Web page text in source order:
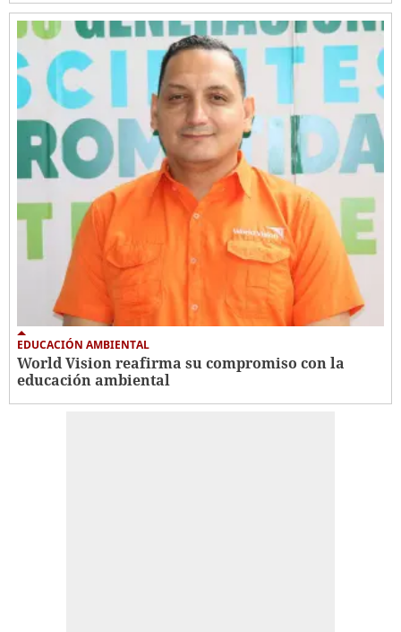
EDUCACIÓN AMBIENTAL
World Vision reafirma su compromiso con la
educación ambiental